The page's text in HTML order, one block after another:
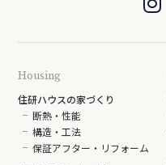
Housing
住研ハウスの家づくり
断熱・性能
構造・工法
保証アフター・リフォーム